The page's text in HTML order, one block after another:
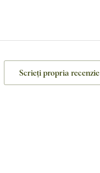
Scrieți propria recenzie